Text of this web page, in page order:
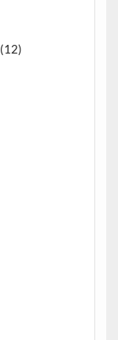
(12)